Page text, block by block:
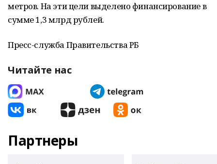
метров. На эти цели выделено финансирование в
сумме 1,3 млрд рублей.
Пресс-служба Правительства РБ
Читайте нас
Партнеры